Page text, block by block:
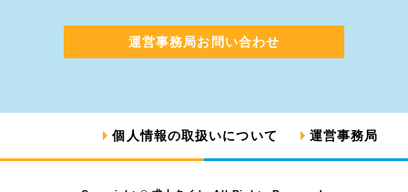
運営事務局お問い合わせ
個人情報の取扱いについて 運営事務局